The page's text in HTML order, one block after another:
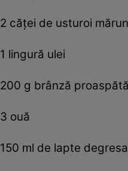
2 căței de usturoi
1 lingură ulei
200 g brânză
3 ouă
150 ml de lapte